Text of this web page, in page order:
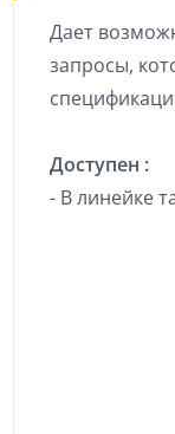
Дает
запросы,
Доступен :
- В линейке